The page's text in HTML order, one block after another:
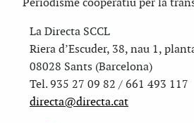
Periodisme cooperatiu per la
La Directa SCCL
Riera d’Escuder, 38, nau 1,
08028 Sants (Barcelona)
Tel. 935 27 09 82 / 661 493 117
directa@directa.cat